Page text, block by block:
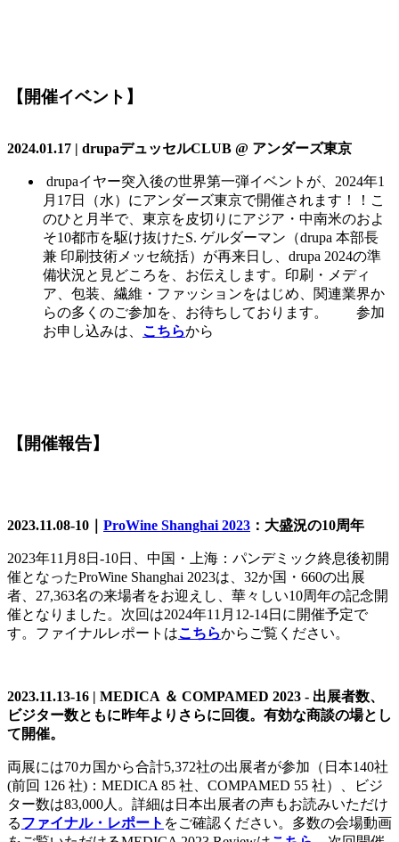
【開催イベント】
2024.01.17 | drupaデュッセルCLUB @ アンダーズ東京
drupaイヤー突入後の世界第一弾イベントが、2024年1
月17日（水）にアンダーズ東京で開催されます！！こ
のひと月半で、東京を皮切りにアジア・中南米のおよ
そ10都市を駆け抜けたS. ゲルダーマン（drupa 本部長
兼 印刷技術メッセ統括）が再来日し、drupa 2024の準
備状況と見どころを、お伝えします。印刷・メディ
ア、包装、繊維・ファッションをはじめ、関連業界か
らの多くのご参加を、お待ちしております。 参加
お申し込みは、 こちらから
【開催報告】
2023.11.08-10｜ ProWine Shanghai 2023 ：大盛況の10周年
2023年11月8日-10日、中国・上海：パンデミック終息後初開
催となったProWine Shanghai 2023は、32か国・660の出展
者、27,363名の来場者をお迎えし、華々しい10周年の記念開
催となりました。次回は2024年11月12-14日に開催予定で
す。ファイナルレポートはこちらからご覧ください。
2023.11.13-16 | MEDICA ＆ COMPAMED 2023 - 出展者数、
ビジター数ともに昨年よりさらに回復。有効な商談の場とし
て開催。
両展には70カ国から合計5,372社の出展者が参加（日本140社
(前回 126 社)：MEDICA 85 社、COMPAMED 55 社）、ビジ
ター数は83,000人。詳細は日本出展者の声もお読みいただけ
るファイナル・レポート をご確認ください。多数の会場動画